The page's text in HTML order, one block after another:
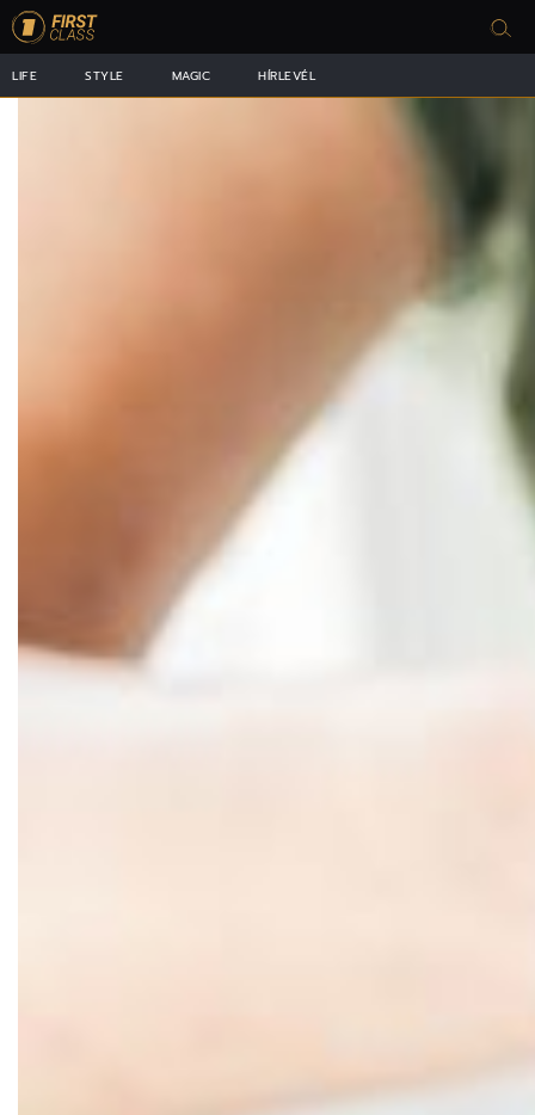
LIFE STYLE MAGIC HÍRLEVÉL